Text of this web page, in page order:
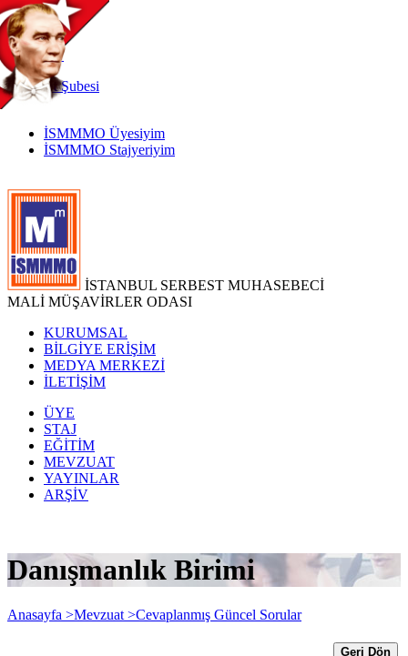
TR
|
EN
İnternetŞubesi
İSMMMO Üyesiyim
İSMMMO Stajyeriyim
İSTANBUL SERBEST MUHASEBECİ
MALİ MÜŞAVİRLER ODASI
KURUMSAL
BİLGİYE ERİŞİM
MEDYA MERKEZİ
İLETİŞİM
ÜYE
STAJ
EĞİTİM
MEVZUAT
YAYINLAR
ARŞİV
Danışmanlık Birimi
Anasayfa >Mevzuat >Cevaplanmış Güncel Sorular
Geri Dön